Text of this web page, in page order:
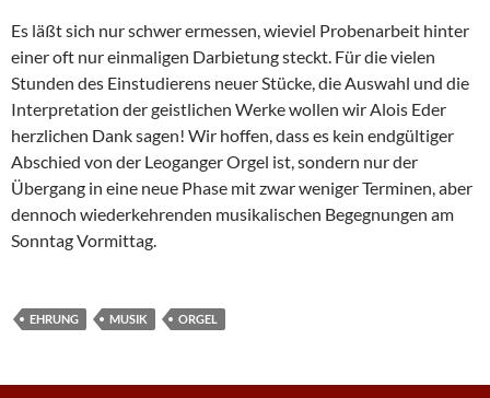
Es läßt sich nur schwer ermessen, wieviel Probenarbeit hinter
einer oft nur einmaligen Darbietung steckt. Für die vielen
Stunden des Einstudierens neuer Stücke, die Auswahl und die
Interpretation der geistlichen Werke wollen wir Alois Eder
herzlichen Dank sagen! Wir hoffen, dass es kein endgültiger
Abschied von der Leoganger Orgel ist, sondern nur der
Übergang in eine neue Phase mit zwar weniger Terminen, aber
dennoch wiederkehrenden musikalischen Begegnungen am
Sonntag Vormittag.
EHRUNG MUSIK ORGEL